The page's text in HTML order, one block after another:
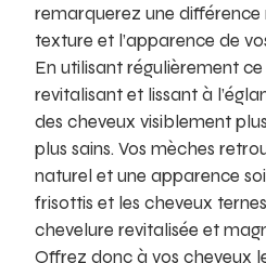
remarquerez une
texture et l’apparence de
En utilisant régulièrement
revitalisant et lissant à
des cheveux visiblement
plus sains. Vos mèches
naturel et une apparence
frisottis et les cheveux
chevelure revitalisée et
Offrez donc à vos cheveux